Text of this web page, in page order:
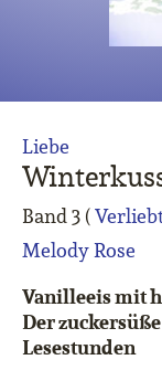
Band 3 (
Melody Rose
Liebe
Vanilleeis mit
Der
Lesestunden